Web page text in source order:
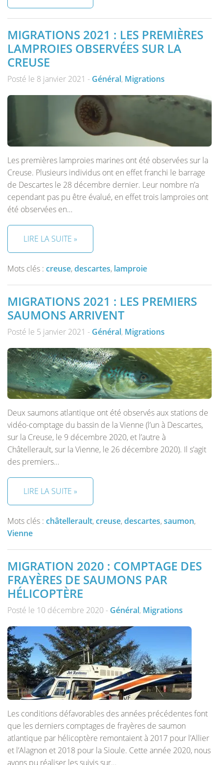
MIGRATIONS 2021 : LES PREMIÈRES
LAMPROIES OBSERVÉES SUR LA
CREUSE
Posté le 8 janvier 2021 - Général, Migrations
Les premières lamproies marines ont été observées sur la
Creuse. Plusieurs individus ont en effet franchi le barrage
de Descartes le 28 décembre dernier. Leur nombre n’a
cependant pas pu être évalué, en effet trois lamproies ont
été observées en…
LIRE LA SUITE »
Mots clés : creuse,descartes, lamproie
MIGRATIONS 2021 : LES PREMIERS
SAUMONS ARRIVENT
Posté le 5 janvier 2021 - Général, Migrations
Deux saumons atlantique ont été observés aux stations de
vidéo-comptage du bassin de la Vienne (l’un à Descartes,
sur la Creuse, le 9 décembre 2020, et l’autre à
Châtellerault, sur la Vienne, le 26 décembre 2020). Il s’agit
des premiers…
LIRE LA SUITE »
Mots clés : châtellerault,creuse,descartes,saumon,
Vienne
MIGRATION 2020 : COMPTAGE DES
FRAYÈRES DE SAUMONS PAR
HÉLICOPTÈRE
Posté le 10 décembre 2020 - Général, Migrations
Les conditions défavorables des années précédentes font
que les derniers comptages de frayères de saumon
atlantique par hélicoptère remontaient à 2017 pour l’Allier
et l’Alagnon et 2018 pour la Sioule. Cette année 2020, nous
avons pu réaliser les suivis sur…